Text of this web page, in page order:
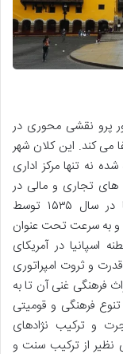
پرو نقشی محوری در
می کند. این کلان شهر
نه تنها مرکز اداری
های تجاری و مالی در
منطقه آمریکای جنوبی شناخته می شود. لیما در سال ۱۵۳۵ توسط
و به سرعت تحت عنوان
اسپانیا در آمریکای
و ثروت امپراتوری
فرهنگی غنی آن تا به
تنوع فرهنگی و قومیتی
و ترکیب نژادهای
از ترکیب سنت و